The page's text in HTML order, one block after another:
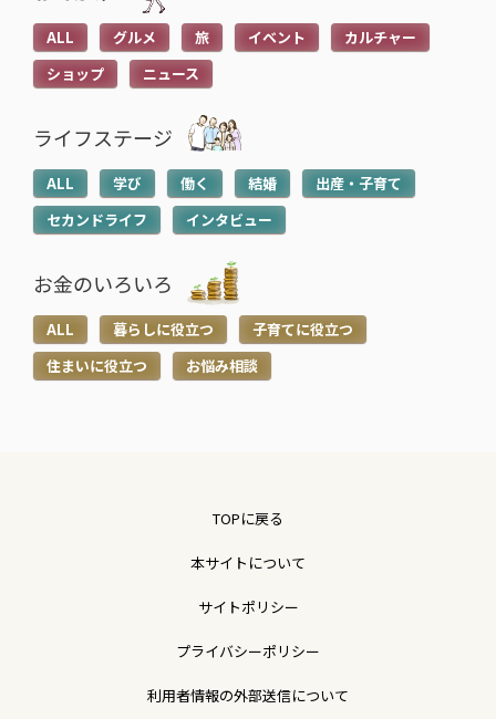
ALL グルメ 旅 イベント
カルチャー
ショップ
ニュース
ライフステージ
ALL 学び 働く 結婚
出産・子育て
セカンドライフ
インタビュー
お金のいろいろ
ALL 暮らしに役立つ
子育てに役立つ
住まいに役立つ
お悩み相談
TOPに戻る
本サイトについて
サイトポリシー
プライバシーポリシー
利用者情報の外部送信について